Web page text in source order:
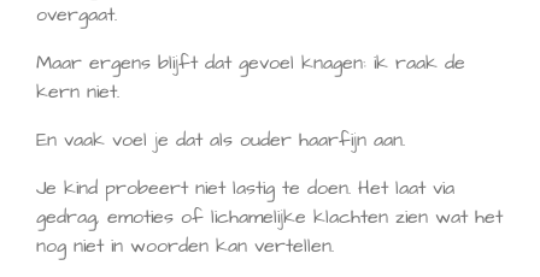
overgaat.
Maar ergens blijft dat gevoel knagen: ik raak de
kern niet.
En vaak voel je dat als ouder haarfijn aan.
Je kind probeert niet lastig te doen. Het laat via
gedrag, emoties of lichamelijke klachten zien wat het
nog niet in woorden kan vertellen.